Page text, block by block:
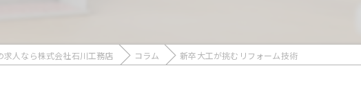
求人なら株式会社石川工務店 コラム 新卒大工が挑むリフォーム技術